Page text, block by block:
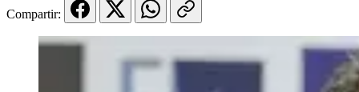
Compartir: